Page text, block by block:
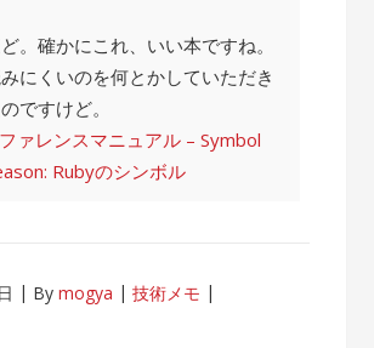
。確かにこれ、いい本ですね。
にくいのを何とかしていただき
ですけど。
ァレンスマニュアル – Symbol
Rubyのシンボル
Bymogya
技術メモ